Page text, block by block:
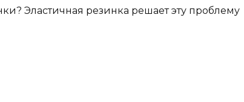
Эластичная резинка решает эту проблему